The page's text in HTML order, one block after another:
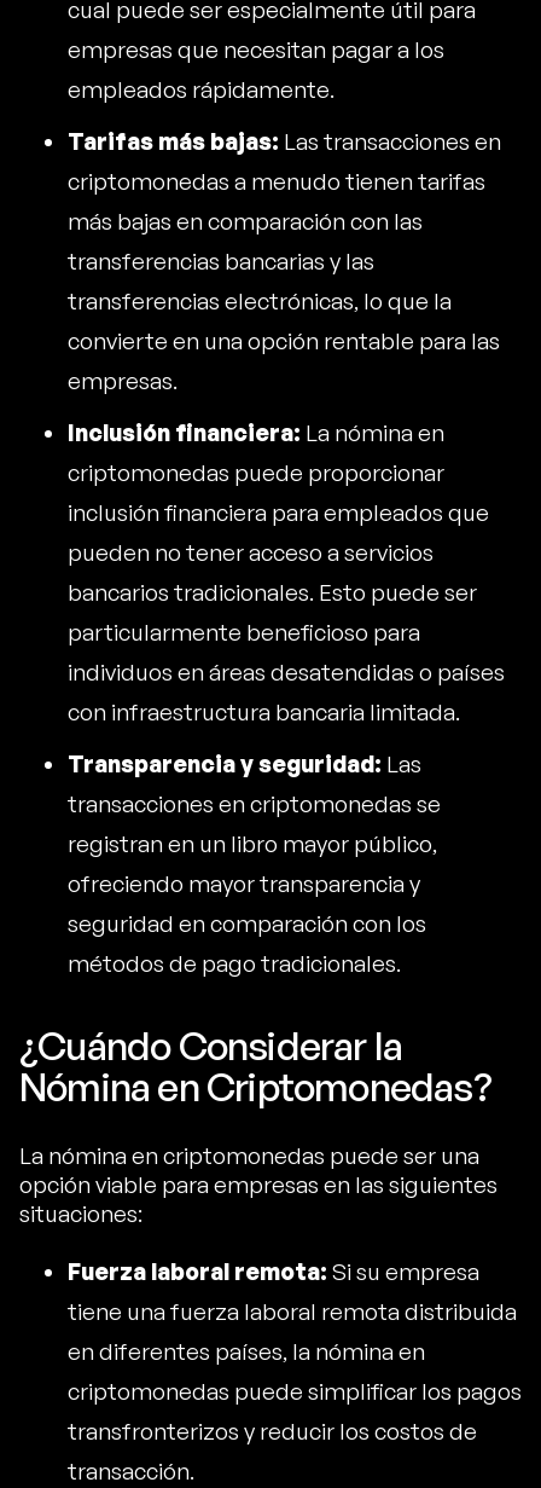
cual puede ser especialmente útil para
empresas que necesitan pagar a los
empleados rápidamente.
Tarifas más bajas: Las transacciones en
criptomonedas a menudo tienen tarifas
más bajas en comparación con las
transferencias bancarias y las
transferencias electrónicas, lo que la
convierte en una opción rentable para las
empresas.
Inclusión financiera: La nómina en
criptomonedas puede proporcionar
inclusión financiera para empleados que
pueden no tener acceso a servicios
bancarios tradicionales. Esto puede ser
particularmente beneficioso para
individuos en áreas desatendidas o países
con infraestructura bancaria limitada.
Transparencia y seguridad: Las
transacciones en criptomonedas se
registran en un libro mayor público,
ofreciendo mayor transparencia y
seguridad en comparación con los
métodos de pago tradicionales.
¿Cuándo Considerar la
Nómina en Criptomonedas?
La nómina en criptomonedas puede ser una
opción viable para empresas en las siguientes
situaciones:
Fuerza laboral remota: Si su empresa
tiene una fuerza laboral remota distribuida
en diferentes países, la nómina en
criptomonedas puede simplificar los pagos
transfronterizos y reducir los costos de
transacción.